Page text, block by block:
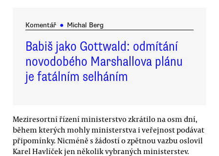
Komentář ● Michal Berg
Babiš jako Gottwald: odmítání
novodobého Marshallova plánu
je fatálním selháním
Meziresortní řízení ministerstvo zkrátilo na osm dní,
během kterých mohly ministerstva i veřejnost podávat
připomínky. Nicméně s žádostí o zpětnou vazbu oslovil
Karel Havlíček jen několik vybraných ministerstev.